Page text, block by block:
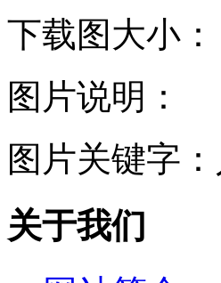
下载图大小：
图片说明：
图片关键字：
关于我们